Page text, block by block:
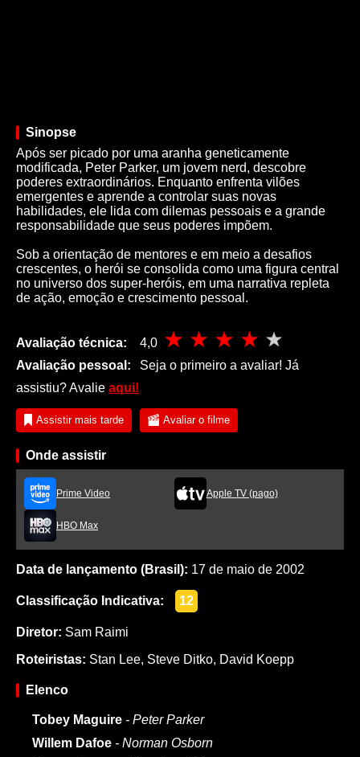
Sinopse
Após ser picado por uma aranha geneticamente
modificada, Peter Parker, um jovem nerd, descobre
poderes extraordinários. Enquanto enfrenta vilões
emergentes e aprende a controlar suas novas
habilidades, ele lida com dilemas pessoais e a grande
responsabilidade que seus poderes impõem.
Sob a orientação de mentores e em meio a desafios
crescentes, o herói se consolida como uma figura central
no universo dos super-heróis, em uma narrativa repleta
de ação, emoção e crescimento pessoal.
Avaliação técnica:
4,0
Avaliação pessoal:
Seja o primeiro a avaliar! Já
assistiu? Avalie aqui!
Assistir mais tarde Avaliar o filme
Onde assistir
Prime Video Apple TV (pago)
HBO Max
Data de lançamento (Brasil): 17 de maio de 2002
Classificação Indicativa: 12
Diretor: Sam Raimi
Roteiristas: Stan Lee, Steve Ditko, David Koepp
Elenco
Tobey Maguire - Peter Parker
Willem Dafoe - Norman Osborn